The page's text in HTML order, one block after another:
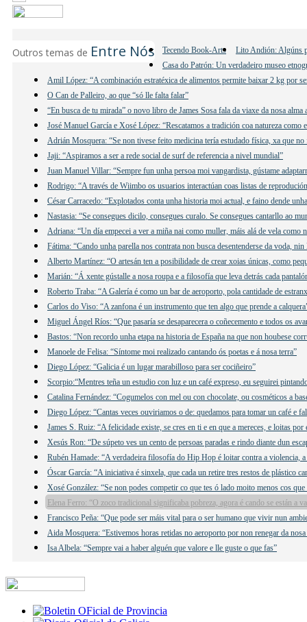
Outros temas de Entre Nós Tecendo Book-Arts
Lito Andión: Algúns
Casa do Patrón: Un verdadeiro museo
Amil López: “A combinación estratéxica de alimentos permite baixar 2 kg por
O Can de Palleiro, ao que “só lle falta falar”
“En busca de tu mirada” o novo libro de James Sosa fala da viaxe da nosa alma
José Manuel García e Xosé López: “Rescatamos a tradición coa natureza como
Adrián Mosquera: “Se non tivese feito medicina tería estudado física, xa que
Jaji: “Aspiramos a ser a rede social de surf de referencia a nivel mundial”
Juan Manuel Villar: “Sempre fun unha persoa moi vangardista, gústame
Rodrigo: “A través de Wiimbo os usuarios interactúan coas listas de
César Carracedo: “Explotados conta unha historia moi actual, e faino dende
Nastasia: “Se consegues dicilo, consegues curalo. Se consegues cantarllo ao
Adriana: “Un día empecei a ver a miña nai como muller, máis alá de vela como
Fátima: “Cando unha parella nos contrata non busca desentenderse da voda,
Alberto Martínez: “O artesán ten a posibilidade de crear xoias únicas, como
Marián: “Á xente gústalle a nosa roupa e a filosofía que leva detrás cada
Roberto Traba: “A Galería é como un bar de aeroporto, pola cantidade de
Carlos do Viso: “A zanfona é un instrumento que ten algo que prende a
Miguel Ángel Ríos: “Que pasaría se desaparecera o coñecemento e todos os
Bastos: “Non recordo unha etapa na historia de España na que non houbese
Manoele de Felisa: “Síntome moi realizado cantando ós poetas e á nosa terra”
Diego López: “Galicia é un lugar marabilloso para ser cociñeiro”
Scorpio:“Mentres teña un estudio con luz e un café expreso, eu seguirei
Catalina Fernández: “Cogumelos con mel ou con chocolate, ou cosméticos a
Diego López: “Cantas veces ouviriamos o de: quedamos para tomar un café e
James S. Ruiz: “A felicidade existe, se cres en ti e en que a mereces, e loitas por
Xesús Ron: “De súpeto ves un cento de persoas paradas e rindo diante dun
Rubén Hamade: “A verdadeira filosofía do Hip Hop é loitar contra a violencia,
Óscar García: “A iniciativa é sinxela, que cada un retire tres restos de plástico
Xosé González: “Se non podes competir co que tes ó lado moito menos cos que
Elena Ferro: “O zoco tradicional significaba pobreza, agora é cando se están a
Francisco Peña: “Que pode ser máis vital para o ser humano que vivir nun
Aida Mosquera: “Estivemos horas retidas no aeroporto por non renegar da
Isa Albela: “Sempre vai a haber alguén que valore e lle guste o que fas”